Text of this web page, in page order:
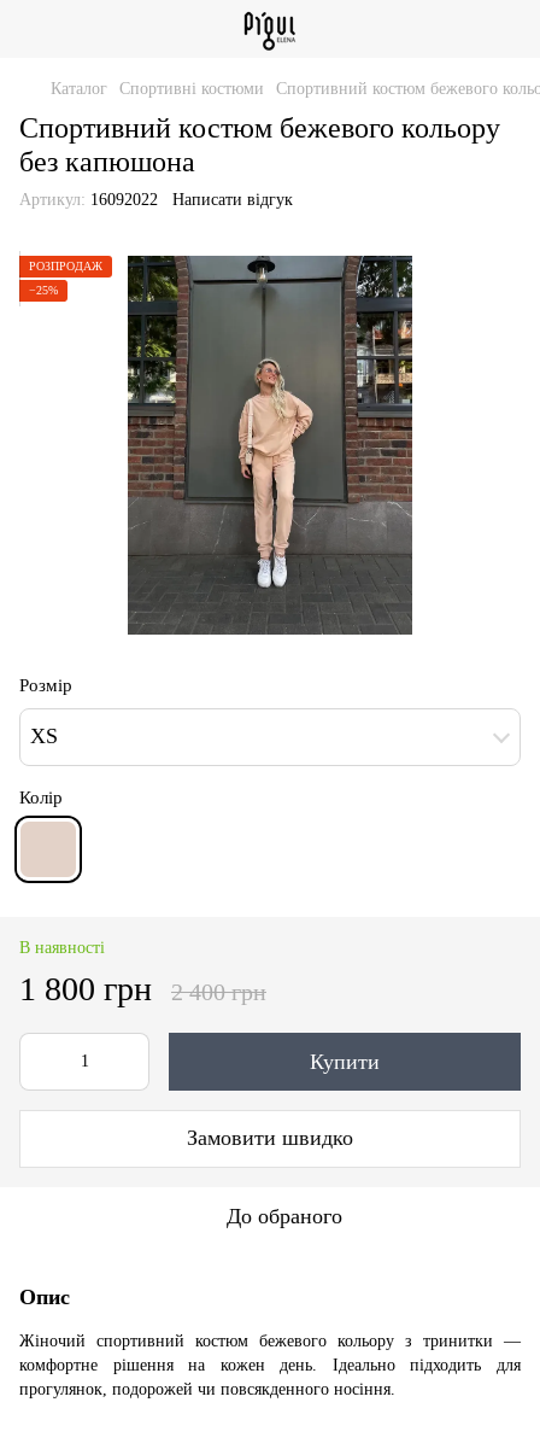
Каталог Спортивні костюми Спортивний костюм бежевого
Спортивний костюм бежевого кольору
без капюшона
Артикул: 16092022 Написати відгук
РОЗПРОДАЖ
−25%
Розмір
XS
Колір
В наявності
1 800 грн 2 400 грн
Купити
Замовити швидко
До обраного
Опис
Жіночий спортивний костюм бежевого кольору з тринитки —
комфортне рішення на кожен день. Ідеально підходить для
прогулянок, подорожей чи повсякденного носіння.